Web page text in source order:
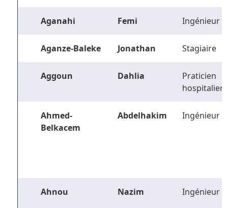
Aganahi Femi Ingénieur
Aganze-Baleke Jonathan Stagiaire
Aggoun Dahlia
Praticien
hospitalier
Ahmed-
Belkacem
Abdelhakim Ingénieur
Ahnou Nazim Ingénieur